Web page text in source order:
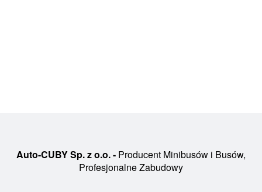
Auto-CUBY Sp. z o.o. - Producent Minibusów i Busów,
Profesjonalne Zabudowy